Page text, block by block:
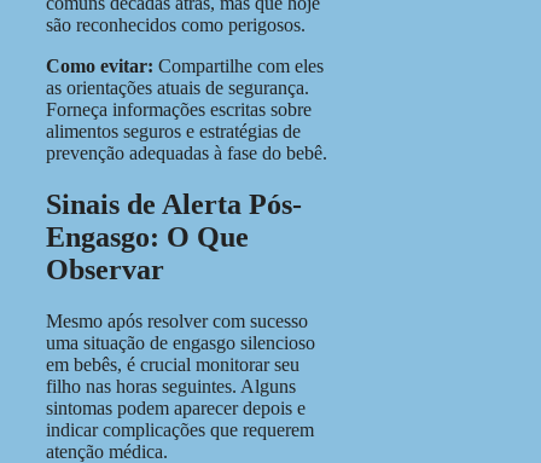
são reconhecidos como perigosos.
Como evitar: Compartilhe com eles
as orientações atuais de segurança.
Forneça informações escritas sobre
alimentos seguros e estratégias de
prevenção adequadas à fase do bebê.
Sinais de Alerta Pós-
Engasgo: O Que
Observar
Mesmo após resolver com sucesso
uma situação de engasgo silencioso
em bebês, é crucial monitorar seu
filho nas horas seguintes. Alguns
sintomas podem aparecer depois e
indicar complicações que requerem
atenção médica.